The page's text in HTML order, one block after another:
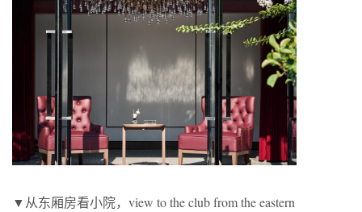
▼从东厢房看小院，view to the club from the eastern